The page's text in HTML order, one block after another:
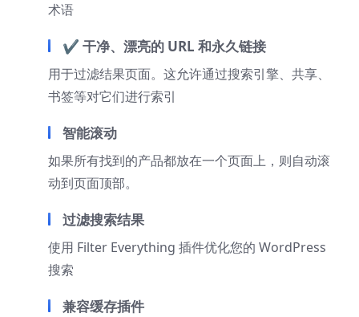
术语
✔ 干净、漂亮的 URL 和永久链接
用于过滤结果页面。这允许通过搜索引擎、共享、
书签等对它们进行索引
智能滚动
如果所有找到的产品都放在一个页面上，则自动滚
动到页面顶部。
过滤搜索结果
使用 Filter Everything 插件优化您的 WordPress
搜索
兼容缓存插件